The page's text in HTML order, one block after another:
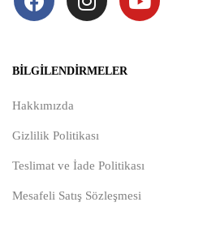
BILGILENDIRMELER
Hakkımızda
Gizlilik Politikası
Teslimat ve İade Politikası
Mesafeli Satış Sözleşmesi